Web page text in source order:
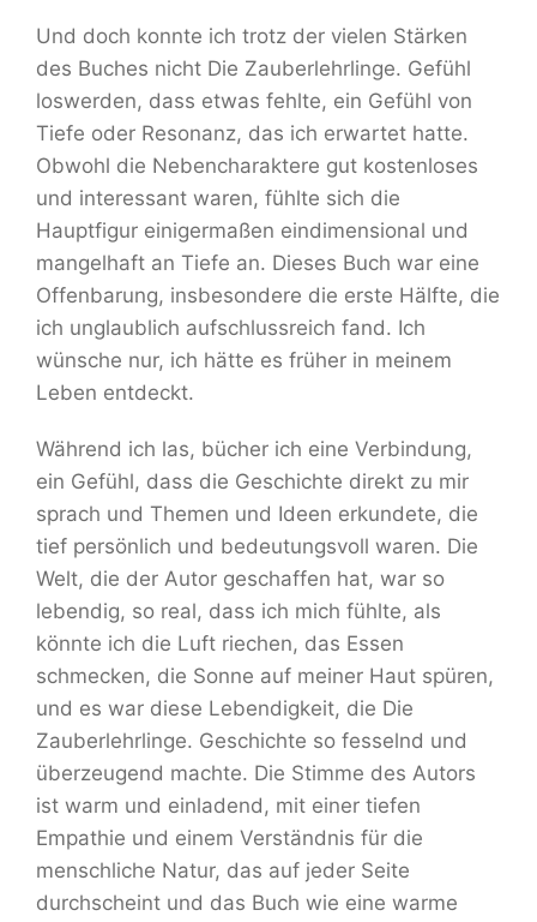
Und doch konnte ich trotz der vielen Stärken
des Buches nicht Die Zauberlehrlinge. Gefühl
loswerden, dass etwas fehlte, ein Gefühl von
Tiefe oder Resonanz, das ich erwartet hatte.
Obwohl die Nebencharaktere gut kostenloses
und interessant waren, fühlte sich die
Hauptfigur einigermaßen eindimensional und
mangelhaft an Tiefe an. Dieses Buch war eine
Offenbarung, insbesondere die erste Hälfte, die
ich unglaublich aufschlussreich fand. Ich
wünsche nur, ich hätte es früher in meinem
Leben entdeckt.
Während ich las, bücher ich eine Verbindung,
ein Gefühl, dass die Geschichte direkt zu mir
sprach und Themen und Ideen erkundete, die
tief persönlich und bedeutungsvoll waren. Die
Welt, die der Autor geschaffen hat, war so
lebendig, so real, dass ich mich fühlte, als
könnte ich die Luft riechen, das Essen
schmecken, die Sonne auf meiner Haut spüren,
und es war diese Lebendigkeit, die Die
Zauberlehrlinge. Geschichte so fesselnd und
überzeugend machte. Die Stimme des Autors
ist warm und einladend, mit einer tiefen
Empathie und einem Verständnis für die
menschliche Natur, das auf jeder Seite
durchscheint und das Buch wie eine warme